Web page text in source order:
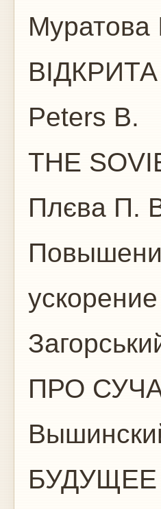
Муратова
Peters B.
THE
Плєва П.
ПРО